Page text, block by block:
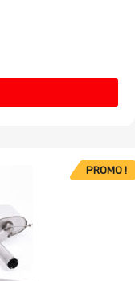
PROMO !